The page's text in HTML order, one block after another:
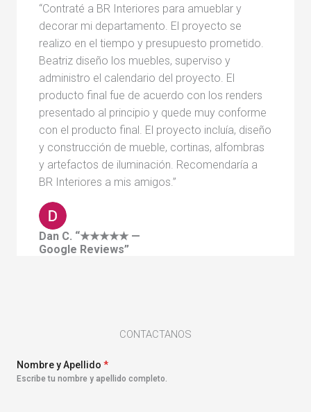
“Contraté a BR Interiores para amueblar y
decorar mi departamento. El proyecto se
realizo en el tiempo y presupuesto prometido.
Beatriz diseño los muebles, superviso y
administro el calendario del proyecto. El
producto final fue de acuerdo con los renders
presentado al principio y quede muy conforme
con el producto final. El proyecto incluía, diseño
y construcción de mueble, cortinas, alfombras
y artefactos de iluminación. Recomendaría a
BR Interiores a mis amigos.”
Dan C. “★★★★★ —
Google Reviews”
CONTACTANOS
Nombre y Apellido *
Escribe tu nombre y apellido completo.